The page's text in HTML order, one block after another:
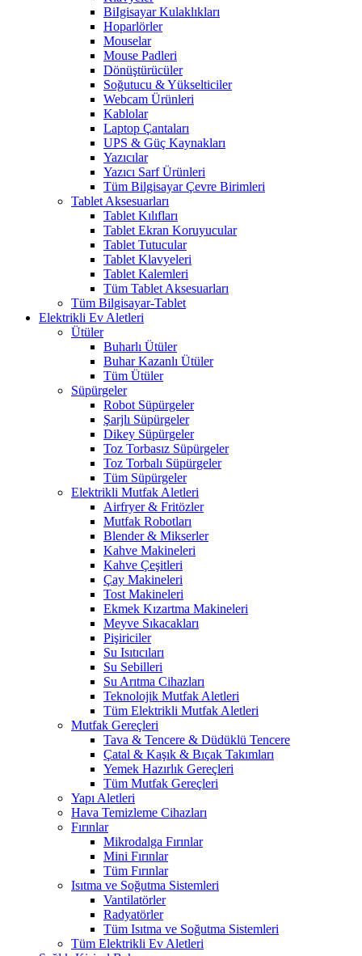
BiIgisayar Kulaklıkları
Hoparlörler
Mouselar
Mouse Padleri
Dönüştürücüler
Soğutucu & Yükselticiler
Webcam Ürünleri
Kablolar
Laptop Çantaları
UPS & Güç Kaynakları
Yazıcılar
Yazıcı Sarf Ürünleri
Tüm Bilgisayar Çevre Birimleri
Tablet Aksesuarları
Tablet Kılıfları
Tablet Ekran Koruyucular
Tablet Tutucular
Tablet Klavyeleri
Tablet Kalemleri
Tüm Tablet Aksesuarları
Tüm Bilgisayar-Tablet
Elektrikli Ev Aletleri
Ütüler
Buharlı Ütüler
Buhar Kazanlı Ütüler
Tüm Ütüler
Süpürgeler
Robot Süpürgeler
Şarjlı Süpürgeler
Dikey Süpürgeler
Toz Torbasız Süpürgeler
Toz Torbalı Süpürgeler
Tüm Süpürgeler
Elektrikli Mutfak Aletleri
Airfryer & Fritözler
Mutfak Robotları
Blender & Mikserler
Kahve Makineleri
Kahve Çeşitleri
Çay Makineleri
Tost Makineleri
Ekmek Kızartma Makineleri
Meyve Sıkacakları
Pişiriciler
Su Isıtıcıları
Su Sebilleri
Su Arıtma Cihazları
Teknolojik Mutfak Aletleri
Tüm Elektrikli Mutfak Aletleri
Mutfak Gereçleri
Tava & Tencere & Düdüklü Tencere
Çatal & Kaşık & Bıçak Takımları
Yemek Hazırlık Gereçleri
Tüm Mutfak Gereçleri
Yapı Aletleri
Hava Temizleme Cihazları
Fırınlar
Mikrodalga Fırınlar
Mini Fırınlar
Tüm Fırınlar
Isıtma ve Soğutma Sistemleri
Vantilatörler
Radyatörler
Tüm Isıtma ve Soğutma Sistemleri
Tüm Elektrikli Ev Aletleri